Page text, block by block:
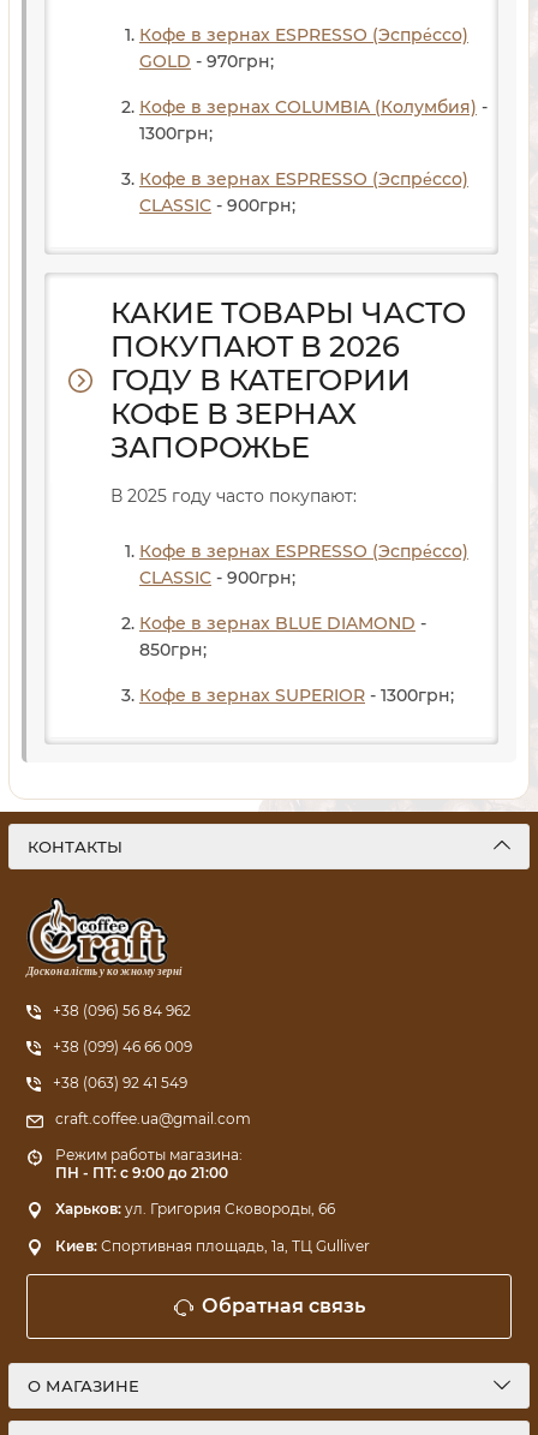
Кофе в зернах ESPRESSO (Эспре́ссо)
GOLD - 970грн;
Кофе в зернах COLUMBIA (Колумбия) -
1300грн;
Кофе в зернах ESPRESSO (Эспре́ссо)
CLASSIC - 900грн;
КАКИЕ ТОВАРЫ ЧАСТО
ПОКУПАЮТ В 2026
ГОДУ В КАТЕГОРИИ
КОФЕ В ЗЕРНАХ
ЗАПОРОЖЬЕ
В 2025 году часто покупают:
Кофе в зернах ESPRESSO (Эспре́ссо)
CLASSIC - 900грн;
Кофе в зернах BLUE DIAMOND -
850грн;
Кофе в зернах SUPERIOR - 1300грн;
КОНТАКТЫ
Досконалість у кожному зерні
+38 (096) 56 84 962
+38 (099) 46 66 009
+38 (063) 92 41 549
craft.coffee.ua@gmail.com
Режим работы магазина:
ПН - ПТ: с 9:00 до 21:00
Харьков: ул. Григория Сковороды, 66
Киев: Спортивная площадь, 1a, ТЦ Gulliver
Обратная связь
О МАГАЗИНЕ